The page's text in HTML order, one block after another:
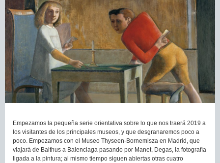
Empezamos la pequeña serie orientativa sobre lo que nos traerá 2019 a
los visitantes de los principales museos, y que desgranaremos poco a
poco. Empezamos con el Museo Thyseen-Bornemisza en Madrid, que
viajará de Balthus a Balenciaga pasando por Manet, Degas, la fotografía
ligada a la pintura; al mismo tiempo siguen abiertas otras cuatro